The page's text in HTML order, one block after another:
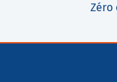
Zéro